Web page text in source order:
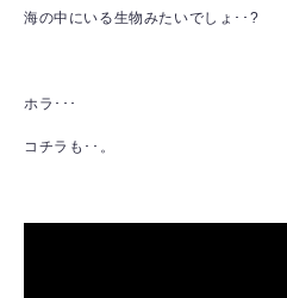
海の中にいる生物みたいでしょ･･?
ホラ･･･
コチラも･･。